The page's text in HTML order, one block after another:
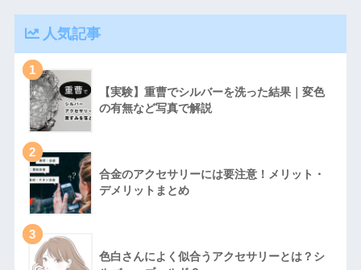
人気記事
1
【実験】重曹でシルバーを洗った結果｜変色
の有無など写真で解説
2
合金のアクセサリーには要注意！メリット・
デメリットまとめ
3
色白さんによく似合うアクセサリーとは？シ